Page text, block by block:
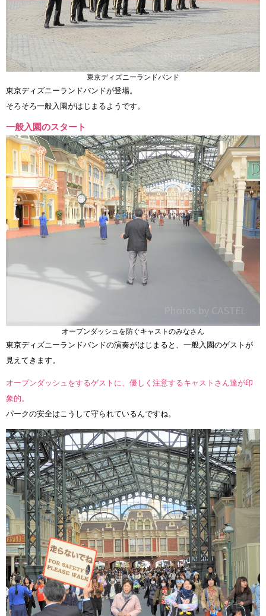
東京ディズニーランドバンド
東京ディズニーランドバンドが登場。
そろそろ一般入園がはじまるようです。
一般入園のスタート
オープンダッシュを防ぐキャストのみなさん
東京ディズニーランドバンドの演奏がはじまると、一般入園のゲストが
見えてきます。
オープンダッシュをするゲストに、優しく注意するキャストさん達が印
象的。
パークの安全はこうして守られているんですね。